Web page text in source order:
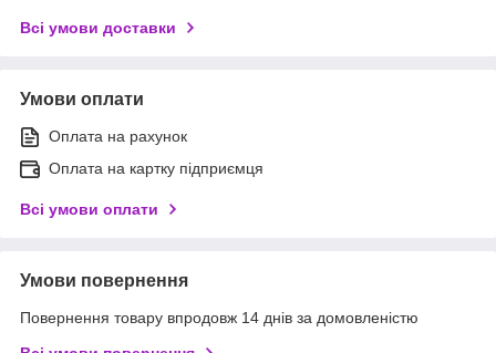
Всі умови доставки
Умови оплати
Оплата на рахунок
Оплата на картку підприємця
Всі умови оплати
Умови повернення
Повернення товару впродовж 14 днів за домовленістю